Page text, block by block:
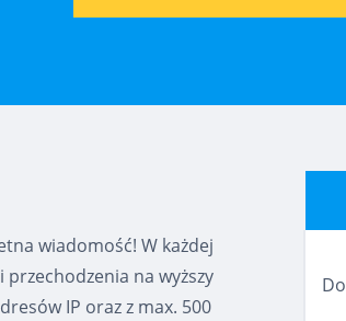
wiadomość! W każdej
przechodzenia na wyższy
IP oraz z max. 500